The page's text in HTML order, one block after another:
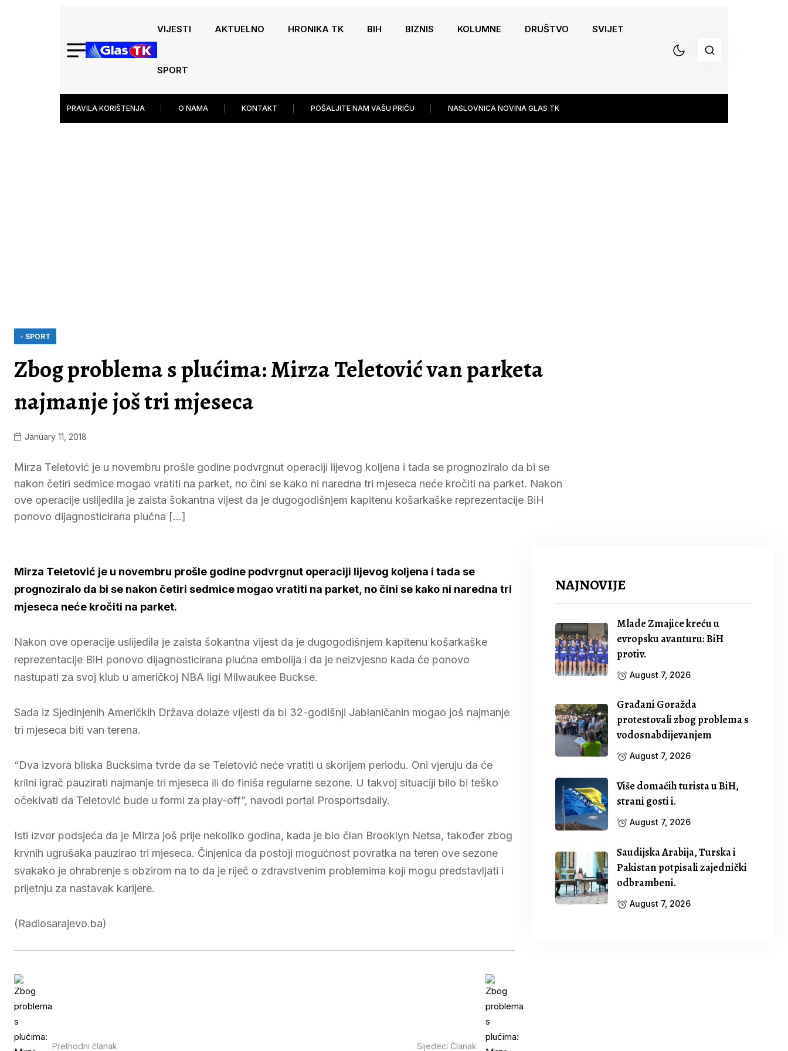
VIJESTI AKTUELNO HRONIKA TK BIH BIZNIS KOLUMNE DRUŠTVO SVIJET
SPORT
PRAVILA KORIŠTENJA O NAMA KONTAKT POŠALJITE NAM VAŠU PRIČU NASLOVNICA NOVINA GLAS TK
- SPORT
Zbog problema s plućima: Mirza Teletović van parketa
najmanje još tri mjeseca
January 11, 2018
Mirza Teletović je u novembru prošle godine podvrgnut operaciji lijevog koljena i tada se prognoziralo da bi se
nakon četiri sedmice mogao vratiti na parket, no čini se kako ni naredna tri mjeseca neće kročiti na parket. Nakon
ove operacije uslijedila je zaista šokantna vijest da je dugogodišnjem kapitenu košarkaške reprezentacije BiH
ponovo dijagnosticirana plućna […]
Mirza Teletović je u novembru prošle godine podvrgnut operaciji lijevog koljena i tada se
prognoziralo da bi se nakon četiri sedmice mogao vratiti na parket, no čini se kako ni naredna tri
mjeseca neće kročiti na parket.
Nakon ove operacije uslijedila je zaista šokantna vijest da je dugogodišnjem kapitenu košarkaške
reprezentacije BiH ponovo dijagnosticirana plućna embolija i da je neizvjesno kada će ponovo
nastupati za svoj klub u američkoj NBA ligi Milwaukee Buckse.
Sada iz Sjedinjenih Američkih Država dolaze vijesti da bi 32-godišnji Jablaničanin mogao još najmanje
tri mjeseca biti van terena.
“Dva izvora bliska Bucksima tvrde da se Teletović neće vratiti u skorijem periodu. Oni vjeruju da će
krilni igrač pauzirati najmanje tri mjeseca ili do finiša regularne sezone. U takvoj situaciji bilo bi teško
očekivati da Teletović bude u formi za play-off”, navodi portal Prosportsdaily.
Isti izvor podsjeća da je Mirza još prije nekoliko godina, kada je bio član Brooklyn Netsa, također zbog
krvnih ugrušaka pauzirao tri mjeseca. Činjenica da postoji mogućnost povratka na teren ove sezone
svakako je ohrabrenje s obzirom na to da je riječ o zdravstvenim problemima koji mogu predstavljati i
prijetnju za nastavak karijere.
(Radiosarajevo.ba)
Prethodni članak Sljedeći Članak
NAJNOVIJE
Mlade Zmajice kreću u
evropsku avanturu: BiH
protiv.
August 7, 2026
Građani Goražda
protestovali zbog problema s
vodosnabdijevanjem
August 7, 2026
Više domaćih turista u BiH,
strani gosti i.
August 7, 2026
Saudijska Arabija, Turska i
Pakistan potpisali zajednički
odbrambeni.
August 7, 2026